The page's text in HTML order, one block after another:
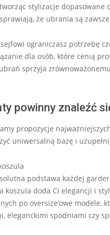
stylizacje dopasowane
że ubrania są
ograniczasz potrzebę
dla osób, które cenią
sprzyja
powinny znaleźć
propozycje
uniwersalną bazę i
podstawa każdej
koszula doda Ci elegancji i
po oversize’owe modele,
eleganckimi spodniami czy